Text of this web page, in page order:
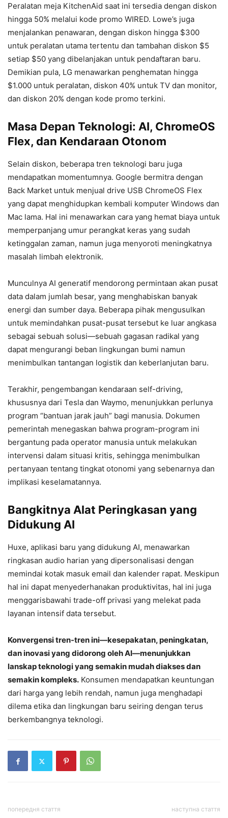
Peralatan meja KitchenAid saat ini tersedia dengan diskon
hingga 50% melalui kode promo WIRED. Lowe’s juga
menjalankan penawaran, dengan diskon hingga $300
untuk peralatan utama tertentu dan tambahan diskon $5
setiap $50 yang dibelanjakan untuk pendaftaran baru.
Demikian pula, LG menawarkan penghematan hingga
$1.000 untuk peralatan, diskon 40% untuk TV dan monitor,
dan diskon 20% dengan kode promo terkini.
Masa Depan Teknologi: AI, ChromeOS
Flex, dan Kendaraan Otonom
Selain diskon, beberapa tren teknologi baru juga
mendapatkan momentumnya. Google bermitra dengan
Back Market untuk menjual drive USB ChromeOS Flex
yang dapat menghidupkan kembali komputer Windows dan
Mac lama. Hal ini menawarkan cara yang hemat biaya untuk
memperpanjang umur perangkat keras yang sudah
ketinggalan zaman, namun juga menyoroti meningkatnya
masalah limbah elektronik.
Munculnya AI generatif mendorong permintaan akan pusat
data dalam jumlah besar, yang menghabiskan banyak
energi dan sumber daya. Beberapa pihak mengusulkan
untuk memindahkan pusat-pusat tersebut ke luar angkasa
sebagai sebuah solusi—sebuah gagasan radikal yang
dapat mengurangi beban lingkungan bumi namun
menimbulkan tantangan logistik dan keberlanjutan baru.
Terakhir, pengembangan kendaraan self-driving,
khususnya dari Tesla dan Waymo, menunjukkan perlunya
program “bantuan jarak jauh” bagi manusia. Dokumen
pemerintah menegaskan bahwa program-program ini
bergantung pada operator manusia untuk melakukan
intervensi dalam situasi kritis, sehingga menimbulkan
pertanyaan tentang tingkat otonomi yang sebenarnya dan
implikasi keselamatannya.
Bangkitnya Alat Peringkasan yang
Didukung AI
Huxe, aplikasi baru yang didukung AI, menawarkan
ringkasan audio harian yang dipersonalisasi dengan
memindai kotak masuk email dan kalender rapat. Meskipun
hal ini dapat menyederhanakan produktivitas, hal ini juga
menggarisbawahi trade-off privasi yang melekat pada
layanan intensif data tersebut.
Konvergensi tren-tren ini—kesepakatan, peningkatan,
dan inovasi yang didorong oleh AI—menunjukkan
lanskap teknologi yang semakin mudah diakses dan
semakin kompleks. Konsumen mendapatkan keuntungan
dari harga yang lebih rendah, namun juga menghadapi
dilema etika dan lingkungan baru seiring dengan terus
berkembangnya teknologi.
попередня стаття наступна стаття